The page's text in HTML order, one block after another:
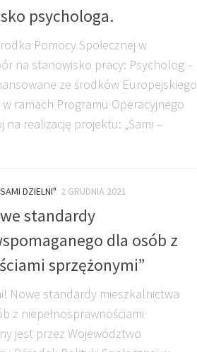
psychologa.
Pomocy Społecznej w
na stanowisko pracy: Psycholog –
ze środków Europejskiego
ramach Programu Operacyjnego
na realizację projektu: „Sami –
DZIELNI" 2 GRUDNIA 2021
standardy
dla osób z
sprzężonymi”
Nowe standardy mieszkalnictwa
z niepełnosprawnościami
jest przez Województwo